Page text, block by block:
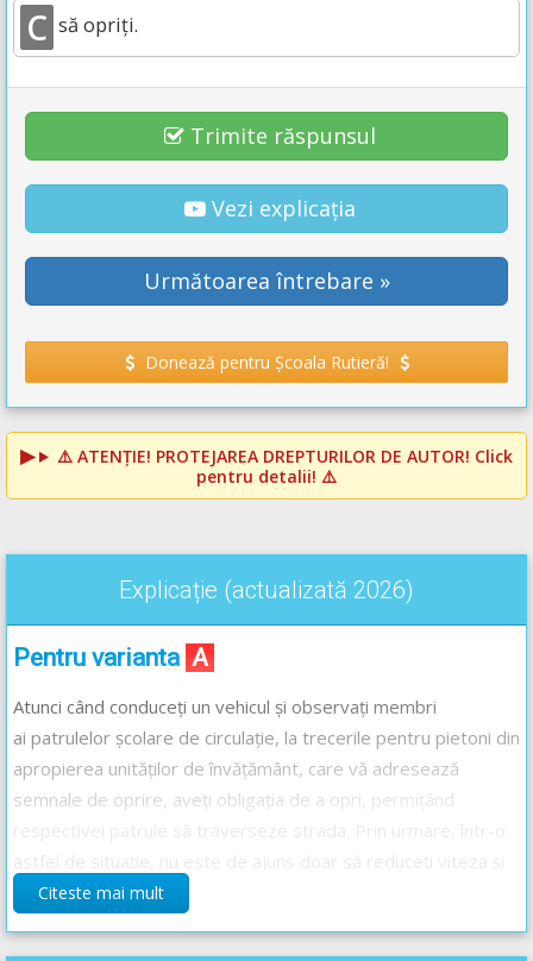
C să opriți.
Trimite răspunsul
Vezi explicația
Următoarea întrebare »
Donează pentru Școala Rutieră!
⚠️ ATENȚIE! PROTEJAREA DREPTURILOR DE AUTOR! Click
pentru detalii! ⚠️
Explicație (actualizată 2026)
Pentru varianta A
Atunci când conduceți un vehicul și observați membri
ai patrulelor școlare de circulație, la trecerile pentru pietoni din
apropierea unităților de învățământ, care vă adresează
semnale de oprire, aveți obligația de a opri, permițând
să circulați cu atenție, deoarece oprirea este obligatorie.
A nu se confunda „membri ai patrulelor școlare de circulație”
Citeste mai mult